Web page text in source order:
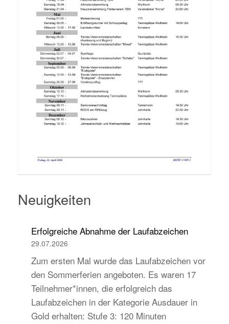
Neuigkeiten
Erfolgreiche Abnahme der Laufabzeichen
29.07.2026
Zum ersten Mal wurde das Laufabzeichen vor
den Sommerferien angeboten. Es waren 17
Teilnehmer*innen, die erfolgreich das
Laufabzeichen in der Kategorie Ausdauer in
Gold erhalten: Stufe 3: 120 Minuten